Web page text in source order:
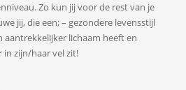
Zo kun jij voor de rest van je
jij, die een; – gezondere levensstijl
aantrekkelijker lichaam heeft en
in zijn/haar vel zit!